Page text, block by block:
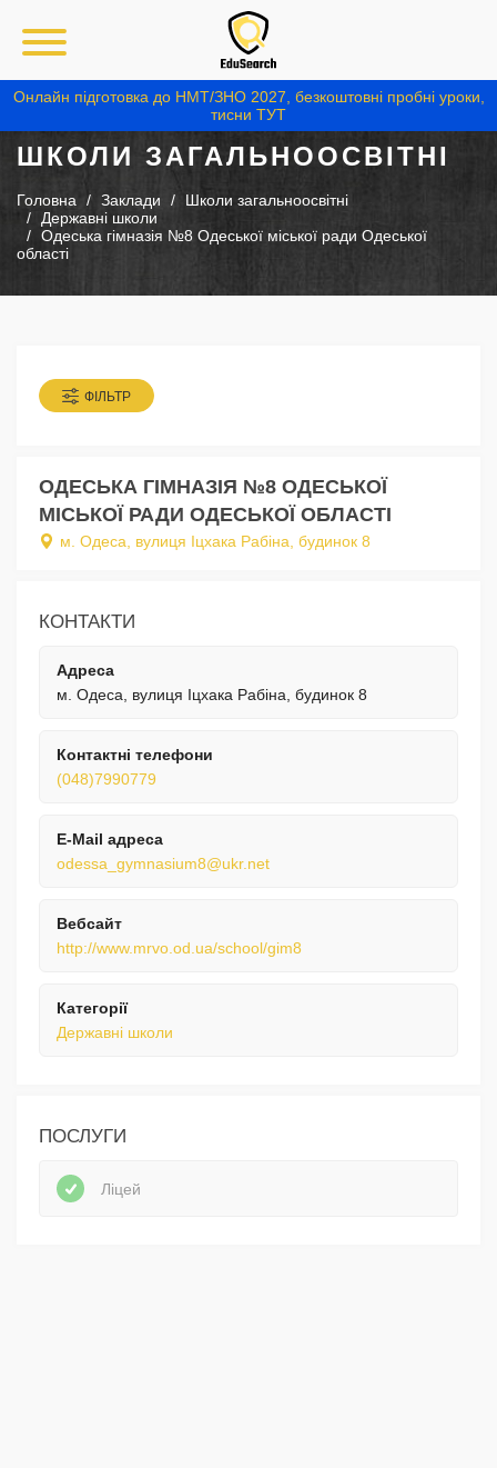
Онлайн підготовка до НМТ/ЗНО 2027, безкоштовні пробні уроки,
тисни ТУТ
ШКОЛИ ЗАГАЛЬНООСВІТНІ
Головна Заклади
Школи загальноосвітні
Державні школи
Одеська гімназія №8 Одеської міської ради Одеської
області
ФІЛЬТР
ОДЕСЬКА ГІМНАЗІЯ №8 ОДЕСЬКОЇ
МІСЬКОЇ РАДИ ОДЕСЬКОЇ ОБЛАСТІ
м. Одеса, вулиця Іцхака Рабіна, будинок 8
КОНТАКТИ
Адреса
м. Одеса, вулиця Іцхака Рабіна, будинок 8
Контактні телефони
(048)7990779
E-Mail адреса
odessa_gymnasium8@ukr.net
Вебсайт
http://www.mrvo.od.ua/school/gim8
Категорії
Державні школи
ПОСЛУГИ
Ліцей